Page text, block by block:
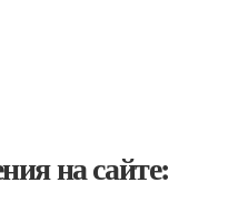
на сайте: